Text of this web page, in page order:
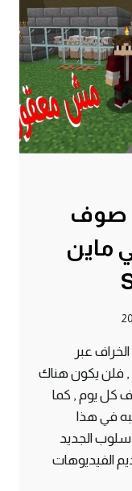
صوف
ماين
عبر
, فلن يكون هناك
كل يوم , كما
في هذا
الجديد
الفيديوهات